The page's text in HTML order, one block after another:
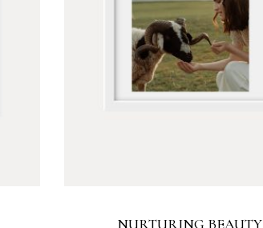
NURTURING BEAUTY